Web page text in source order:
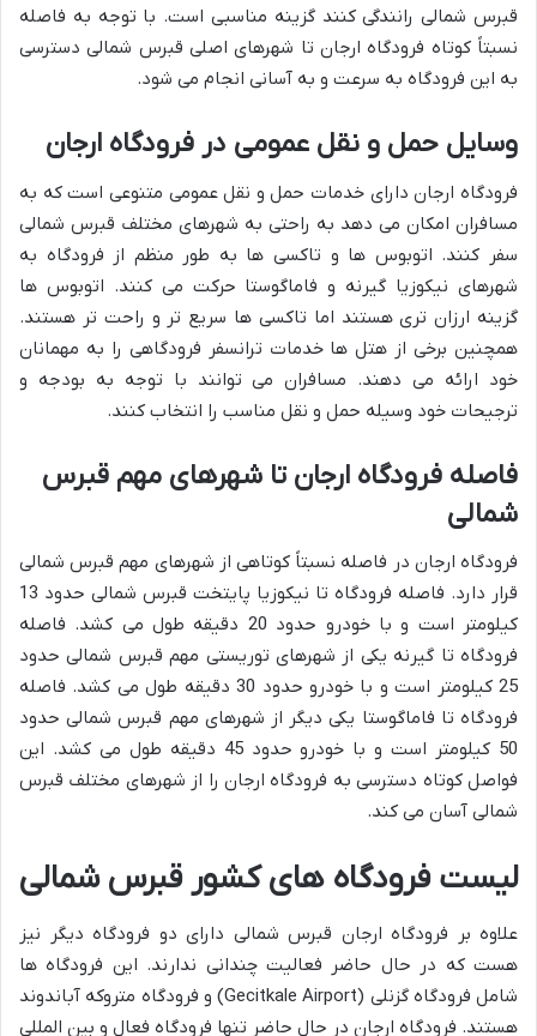
قبرس شمالی رانندگی کنند گزینه مناسبی است. با توجه به فاصله
نسبتاً کوتاه فرودگاه ارجان تا شهرهای اصلی قبرس شمالی دسترسی
به این فرودگاه به سرعت و به آسانی انجام می شود.
وسایل حمل و نقل عمومی در فرودگاه ارجان
فرودگاه ارجان دارای خدمات حمل و نقل عمومی متنوعی است که به
مسافران امکان می دهد به راحتی به شهرهای مختلف قبرس شمالی
سفر کنند. اتوبوس ها و تاکسی ها به طور منظم از فرودگاه به
شهرهای نیکوزیا گیرنه و فاماگوستا حرکت می کنند. اتوبوس ها
گزینه ارزان تری هستند اما تاکسی ها سریع تر و راحت تر هستند.
همچنین برخی از هتل ها خدمات ترانسفر فرودگاهی را به مهمانان
خود ارائه می دهند. مسافران می توانند با توجه به بودجه و
ترجیحات خود وسیله حمل و نقل مناسب را انتخاب کنند.
فاصله فرودگاه ارجان تا شهرهای مهم قبرس
شمالی
فرودگاه ارجان در فاصله نسبتاً کوتاهی از شهرهای مهم قبرس شمالی
قرار دارد. فاصله فرودگاه تا نیکوزیا پایتخت قبرس شمالی حدود 13
کیلومتر است و با خودرو حدود 20 دقیقه طول می کشد. فاصله
فرودگاه تا گیرنه یکی از شهرهای توریستی مهم قبرس شمالی حدود
25 کیلومتر است و با خودرو حدود 30 دقیقه طول می کشد. فاصله
فرودگاه تا فاماگوستا یکی دیگر از شهرهای مهم قبرس شمالی حدود
50 کیلومتر است و با خودرو حدود 45 دقیقه طول می کشد. این
فواصل کوتاه دسترسی به فرودگاه ارجان را از شهرهای مختلف قبرس
شمالی آسان می کند.
لیست فرودگاه های کشور قبرس شمالی
علاوه بر فرودگاه ارجان قبرس شمالی دارای دو فرودگاه دیگر نیز
هست که در حال حاضر فعالیت چندانی ندارند. این فرودگاه ها
شامل فرودگاه گزنلی (Gecitkale Airport) و فرودگاه متروکه آباندوند
هستند. فرودگاه ارجان در حال حاضر تنها فرودگاه فعال و بین المللی